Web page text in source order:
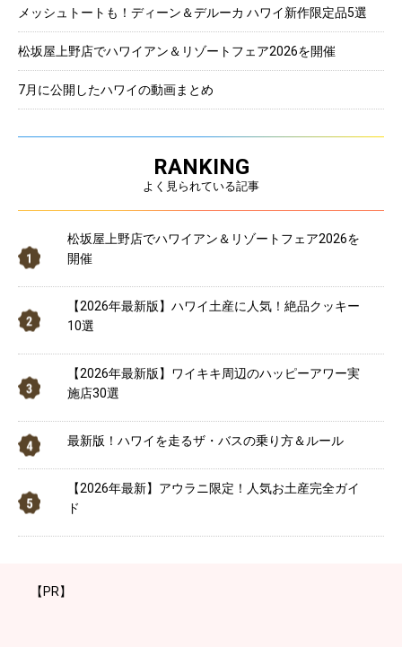
メッシュトートも！ディーン＆デルーカ ハワイ新作限定品5選
松坂屋上野店でハワイアン＆リゾートフェア2026を開催
7月に公開したハワイの動画まとめ
RANKING
よく見られている記事
松坂屋上野店でハワイアン＆リゾートフェア2026を
開催
【2026年最新版】ハワイ土産に人気！絶品クッキー
10選
【2026年最新版】ワイキキ周辺のハッピーアワー実
施店30選
最新版！ハワイを走るザ・バスの乗り方＆ルール
【2026年最新】アウラニ限定！人気お土産完全ガイ
ド
【PR】